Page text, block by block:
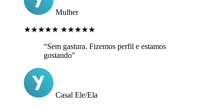
Mulher
★★★★★ ★★★★★
“Sem gastura. Fizemos perfil e estamos
gostando"
Casal Ele/Ela